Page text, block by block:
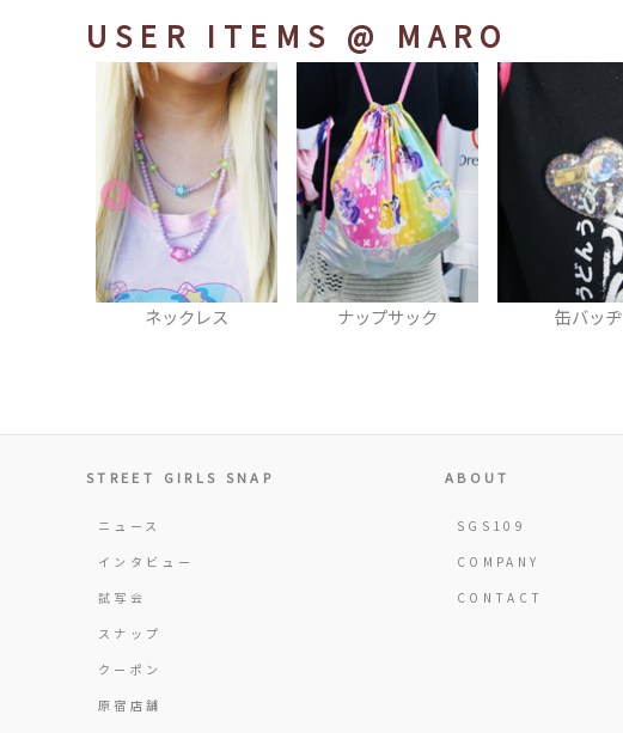
USER ITEMS @ MARO
ナップサック 缶バッヂ ヘアゴム
STREET GIRLS SNAP
ニュース
インタビュー
試写会
スナップ
クーポン
原宿店舗
ABOUT
SGS109
COMPANY
CONTACT